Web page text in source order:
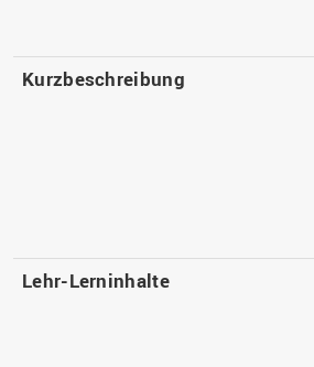
Kurzbeschreibung
Lehr-Lerninhalte